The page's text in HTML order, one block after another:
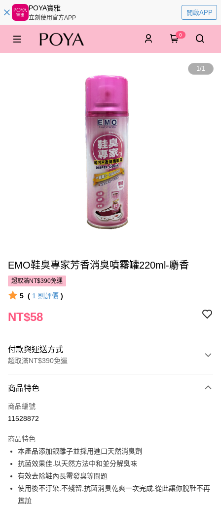
POYA寶雅
立刻使用官方APP
開啟APP
0
1/1
EMO鞋臭專家芳香消臭噴霧罐220ml-麝香
超取滿NT$390免運
5 ( 1 則評價 )
NT$58
付款與運送方式
超取滿NT$390免運
POYA支付
信用卡一次付款
LINE Pay
Apple Pay
街口支付
悠遊付
商品特色
商品編號
11528872
商品特色
本產品添加銀離子並採用進口天然消臭劑
抗菌效果佳.以天然方法中和並分解臭味
有效去除鞋內長霉發臭等問題
使用後不汙染.不殘留.抗菌消臭乾爽一次完成.從此讓你脫鞋不再
尷尬